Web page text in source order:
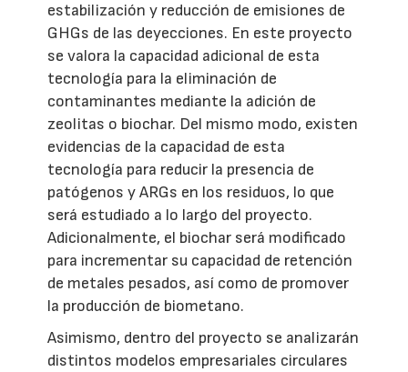
estabilización y reducción de emisiones de
GHGs de las deyecciones. En este proyecto
se valora la capacidad adicional de esta
tecnología para la eliminación de
contaminantes mediante la adición de
zeolitas o biochar. Del mismo modo, existen
evidencias de la capacidad de esta
tecnología para reducir la presencia de
patógenos y ARGs en los residuos, lo que
será estudiado a lo largo del proyecto.
Adicionalmente, el biochar será modificado
para incrementar su capacidad de retención
de metales pesados, así como de promover
la producción de biometano.
Asimismo, dentro del proyecto se analizarán
distintos modelos empresariales circulares